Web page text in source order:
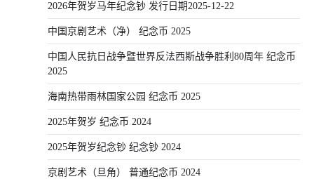
2026年贺岁马年纪念钞 发行日期2025-12-22
中国京剧艺术（净） 纪念币 2025
中国人民抗日战争暨世界反法西斯战争胜利80周年 纪念币
2025
海南热带雨林国家公园 纪念币 2025
2025年贺岁 纪念币 2024
2025年贺岁纪念钞 纪念钞 2024
京剧艺术（旦角） 普通纪念币 2024